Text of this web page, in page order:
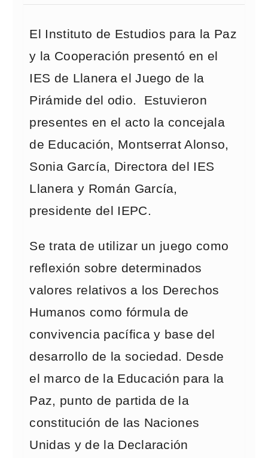
El Instituto de Estudios para la Paz
y la Cooperación presentó en el
IES de Llanera el Juego de la
Pirámide del odio. Estuvieron
presentes en el acto la concejala
de Educación, Montserrat Alonso,
Sonia García, Directora del IES
Llanera y Román García,
presidente del IEPC.
Se trata de utilizar un juego como
reflexión sobre determinados
valores relativos a los Derechos
Humanos como fórmula de
convivencia pacífica y base del
desarrollo de la sociedad. Desde
el marco de la Educación para la
Paz, punto de partida de la
constitución de las Naciones
Unidas y de la Declaración